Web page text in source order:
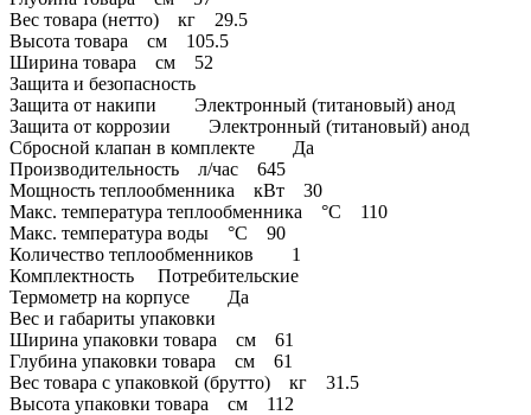
Вес товара (нетто) кг 29.5
Высота товара см 105.5
Ширина товара см 52
Защита и безопасность
Защита от накипи Электронный (титановый) анод
Защита от коррозии Электронный (титановый) анод
Сбросной клапан в комплекте Да
Производительность л/час 645
Мощность теплообменника кВт 30
Макс. температура теплообменника °С 110
Макс. температура воды °С 90
Количество теплообменников 1
Комплектность Потребительские
Термометр на корпусе Да
Вес и габариты упаковки
Ширина упаковки товара см 61
Глубина упаковки товара см 61
Вес товара с упаковкой (брутто) кг 31.5
Высота упаковки товара см 112